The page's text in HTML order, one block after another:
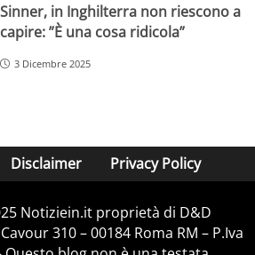
Sinner, in Inghilterra non riescono a
capire: ”È una cosa ridicola”
3 Dicembre 2025
Disclaimer Privacy Policy
Notiziein.it proprietà di D&D
310 – 00184 Roma RM – P.Iva